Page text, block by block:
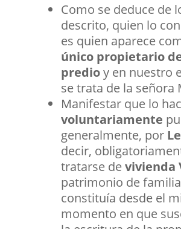
Como se deduce de
descrito, quien lo
es quien aparece
único propietario
predioy en nuestro
se trata de la señora
Manifestar que lo
voluntariamente
generalmente, por
decir,
tratarse devivienda
patrimonio de
constituía desde el
momento en que